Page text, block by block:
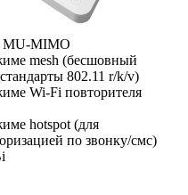
MU-MIMO
mesh (бесшовный
802.11 r/k/v)
Wi-Fi повторителя
hotspot (для
по звонку/смс)